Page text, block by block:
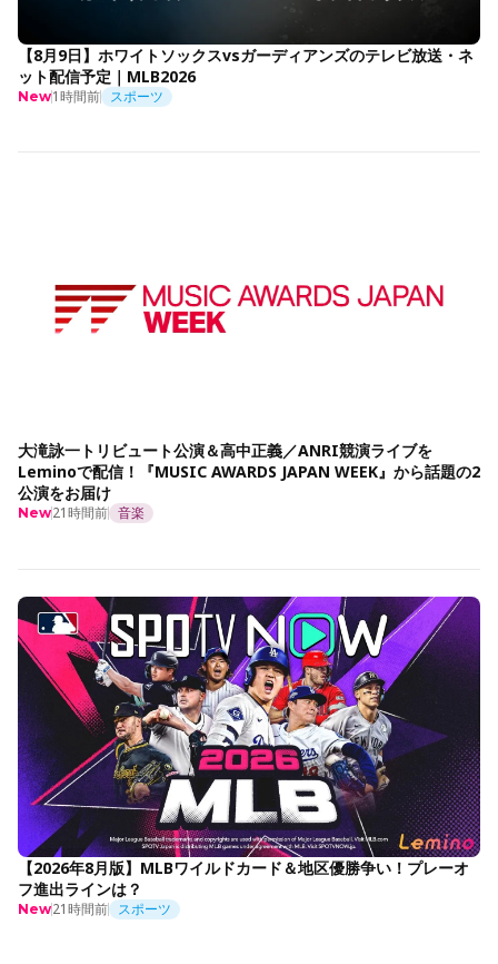
【8月9日】ホワイトソックスvsガーディアンズのテレビ放送・ネ
ット配信予定｜MLB2026
New1時間前 スポーツ
大滝詠一トリビュート公演＆高中正義／ANRI競演ライブを
Leminoで配信！『MUSIC AWARDS JAPAN WEEK』から話題の2
公演をお届け
New21時間前 音楽
【2026年8月版】MLBワイルドカード＆地区優勝争い！プレーオ
フ進出ラインは？
New21時間前 スポーツ